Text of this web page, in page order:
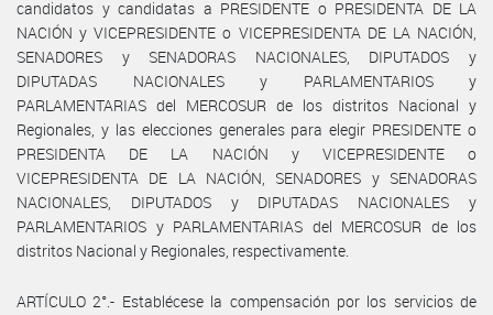
candidatos y candidatas a PRESIDENTE o PRESIDENTA DE LA
NACIÓN y VICEPRESIDENTE o VICEPRESIDENTA DE LA NACIÓN,
SENADORES y SENADORAS NACIONALES, DIPUTADOS y
DIPUTADAS NACIONALES y PARLAMENTARIOS y
PARLAMENTARIAS del MERCOSUR de los distritos Nacional y
Regionales, y las elecciones generales para elegir PRESIDENTE o
PRESIDENTA DE LA NACIÓN y VICEPRESIDENTE o
VICEPRESIDENTA DE LA NACIÓN, SENADORES y SENADORAS
NACIONALES, DIPUTADOS y DIPUTADAS NACIONALES y
PARLAMENTARIOS y PARLAMENTARIAS del MERCOSUR de los
distritos Nacional y Regionales, respectivamente.
ARTÍCULO 2°.- Establécese la compensación por los servicios de